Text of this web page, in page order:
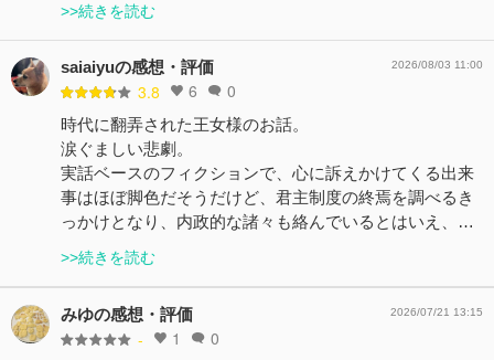
>>続きを読む
saiaiyuの感想・評価
3.8 6 0
2026/08/03 11:00
時代に翻弄された王女様のお話。
涙ぐましい悲劇。
実話ベースのフィクションで、心に訴えかけてくる出来
事はほぼ脚色だそうだけど、君主制度の終焉を調べるき
っかけとなり、内政的な諸々も絡んでいるとはいえ、…
>>続きを読む
みゆの感想・評価
- 1 0
2026/07/21 13:15